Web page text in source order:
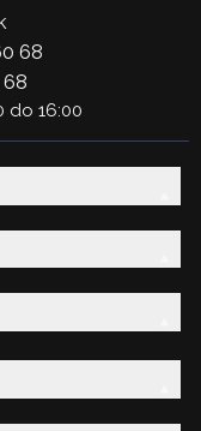
68
68
do 16:00